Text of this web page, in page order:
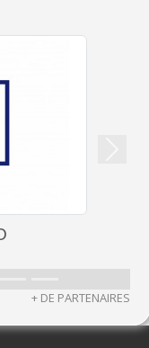
+ DE PARTENAIRES